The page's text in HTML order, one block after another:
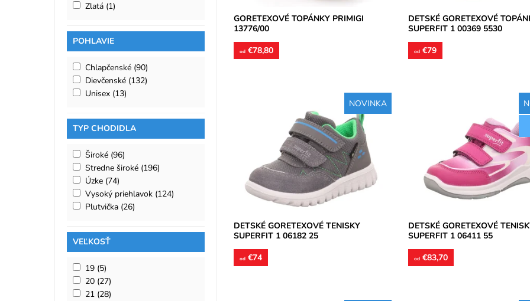
GORETEXOVÉ TOPÁNKY PRIMIGI
13776/00
od €78,80
DETSKÉ GORETEXOVÉ
SUPERFIT 1 00369 5530
od €79
NOVINKA
Nepremokavá membrána Goretex,
spevnená špička, zvršok kožený v
kombinácii s textilom, podšívka textilná,
Dostupnosť:
Skladom
Značka:
Superfit
Záruka:
2 roky
DETSKÉ GORETEXOVÉ TENISKY
SUPERFIT 1 06182 25
od €74
Nepremokavá membrána Goretex.
Zvršok eko koža v kombinácii s
podšívka textilná, vložka kožená.
Dostupnosť:
Skladom
Značka:
Superfit
Záruka:
2 roky
DETSKÉ GORETEXOVÉ
SUPERFIT 1 06411 55
od €83,70
Zlatá (1)
POHLAVIE
Chlapčenské (90)
Dievčenské (132)
Unisex (13)
TYP CHODIDLA
Široké (96)
Stredne široké (196)
Úzke (74)
Vysoký priehlavok (124)
Plutvička (26)
VEĽKOSŤ
19 (5)
20 (27)
21 (28)